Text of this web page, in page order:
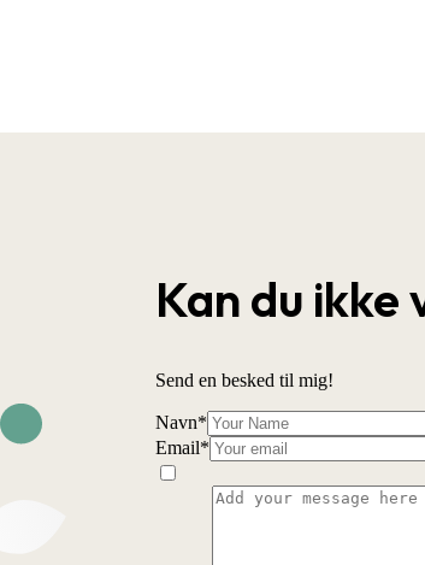
Kan du ikke
Send en besked til mig!
Navn*
Email*